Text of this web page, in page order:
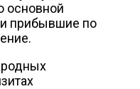
основной
и прибывшие по